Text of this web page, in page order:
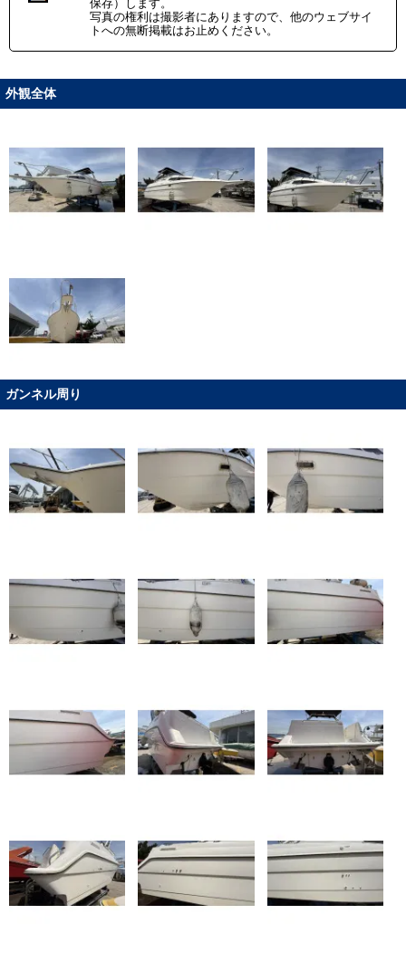
保存）します。
写真の権利は撮影者にありますので、他のウェブサイ
トへの無断掲載はお止めください。
外観全体
ガンネル周り